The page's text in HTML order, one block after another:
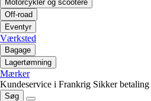
Motorcykler og scootere
Off-road
Eventyr
Værksted
Bagage
Lagertømning
Mærker
Kundeservice i Frankrig Sikker betaling
Søg